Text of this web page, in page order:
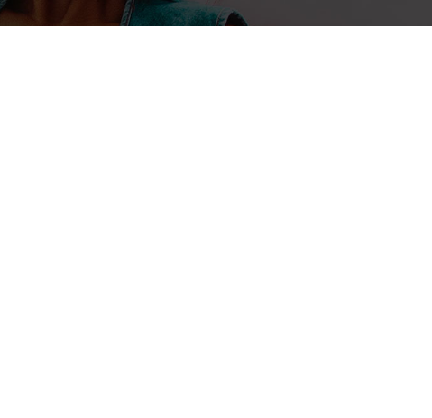
Internationale des Télécommunications ( UIT ) s’ouvre ce
du Sud. Le lancement officiel est...